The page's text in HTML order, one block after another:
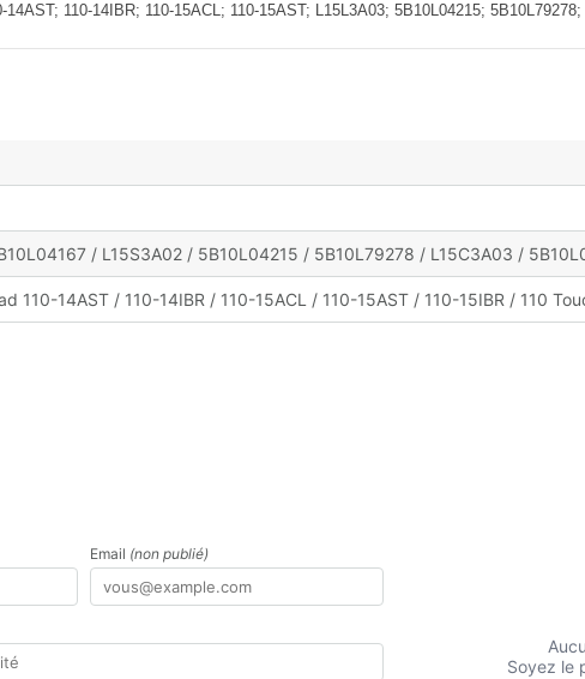
110-14IBR; 110-15ACL; 110-15AST; L15L3A03; 5B10L04215;
/ L15S3A02 / 5B10L04215 / 5B10L79278 / L15C3A03 /
110-14AST / 110-14IBR / 110-15ACL / 110-15AST / 110-15IBR / 110
Email (non publié)
Soyez le